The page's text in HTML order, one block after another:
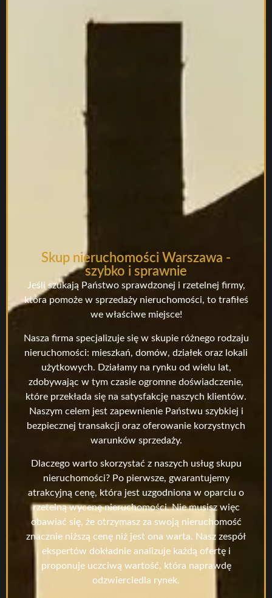
Skup nieruchomości Warszawa -
szybko i sprawnie
Jeśli szukają Państwo sprawdzonej i rzetelnej firmy,
która pomoże w sprzedaży nieruchomości, to trafiłeś
we właściwe miejsce!
Nasza firma specjalizuje się w skupie różnego rodzaju
nieruchomości: mieszkań, domów, działek oraz lokali
użytkowych. Działamy na rynku od wielu lat,
zdobywając w tym czasie ogromne doświadczenie,
które przekłada się na satysfakcję naszych klientów.
Naszym celem jest zapewnienie Państwu szybkiej i
bezpiecznej transakcji oraz oferowanie korzystnych
warunków sprzedaży.
Dlaczego warto skorzystać z naszych usług skupu
nieruchomości? Po pierwsze, gwarantujemy
atrakcyjną cenę, która jest uzgodniona w oparciu o
rzetelną wycenę nieruchomości. Nie musisz więc
obawiać się, że otrzymasz za swoją nieruchomość
znacznie niższą cenę niż jest ona warta. Nasz zespół
ekspertów dokładnie analizuje każdą ofertę i
proponuje uczciwą wartość, która naprawdę
odzwierciedla rynek.